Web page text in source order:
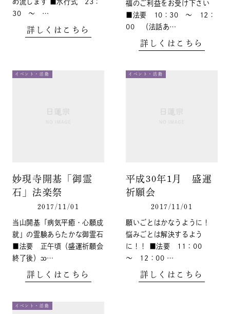
30 ～ …
詳しくはこちら
福のご利益をお受け下さい
■法要 10：30 ～ 12：
00 （法話あ…
詳しくはこちら
イベント・活動
妙現寺開基「御霊
石」法楽祭
2017/11/01
当山開基「病気平癒・心願成
就」の霊験あらたかな御霊石
■法要 正午頃（盛運祈願会
終了後）ᦉ…
詳しくはこちら
イベント・活動
平成30年1月 盛運
祈願会
2017/11/01
願いごとはかなうように！
悩みごとは解決するよう
に！！ ■法要 11：00
～ 12：00 …
詳しくはこちら
イベント・活動